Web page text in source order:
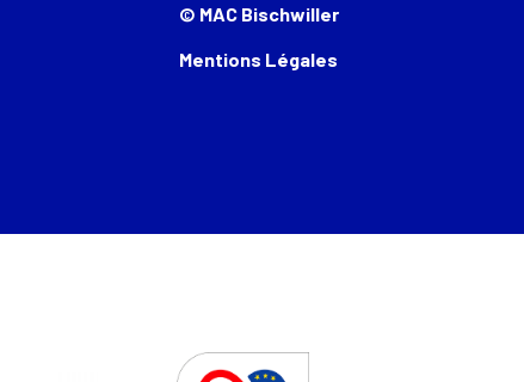
© MAC Bischwiller
Mentions Légales